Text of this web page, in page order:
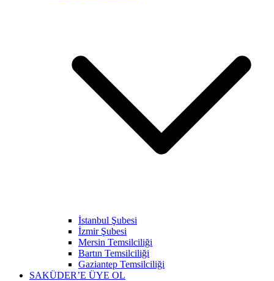
İstanbul Şubesi
İzmir Şubesi
Mersin Temsilciliği
Bartın Temsilciliği
Gaziantep Temsilciliği
SAKÜDER’E ÜYE OL